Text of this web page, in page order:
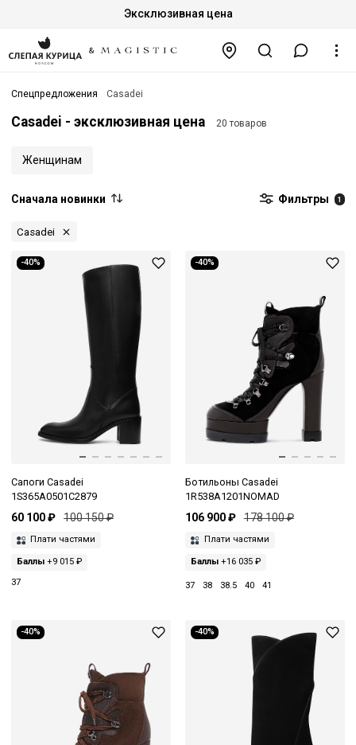
Эксклюзивная цена
Спецпредложения Casadei
Casadei - эксклюзивная цена 20 товаров
Женщинам
Сначала новинки Фильтры 1
Casadei
-40%
Сапоги Casadei
1S365A0501C2879
60 100 ₽ 100 150 ₽
Плати частями
Баллы +9 015 ₽
37
-40%
Ботильоны Casadei
1R538A1201NOMAD
106 900 ₽ 178 100 ₽
Плати частями
Баллы+16 035 ₽
37 38 38.5 40 41
-40% -40%